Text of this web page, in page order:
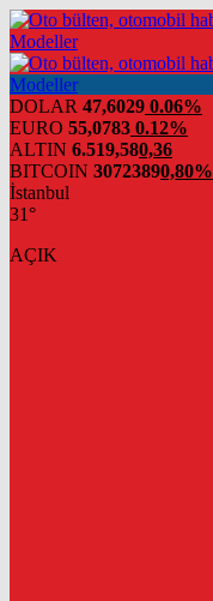
DOLAR 47,6029 0.06%
EURO 55,0783 0.12%
ALTIN 6.519,580,36
BITCOIN 30723890,80%
İstanbul
31°
AÇIK